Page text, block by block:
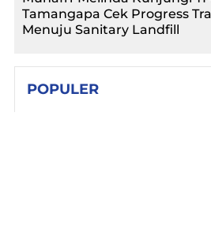
Tamangapa Cek Progress
Menuju Sanitary Landfill
POPULER